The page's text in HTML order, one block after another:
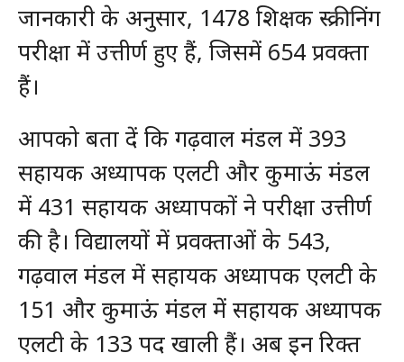
जानकारी के अनुसार, 1478 शिक्षक स्क्रीनिंग
परीक्षा में उत्तीर्ण हुए हैं, जिसमें 654 प्रवक्ता
हैं।
आपको बता दें कि गढ़वाल मंडल में 393
सहायक अध्यापक एलटी और कुमाऊं मंडल
में 431 सहायक अध्यापकों ने परीक्षा उत्तीर्ण
की है। विद्यालयों में प्रवक्ताओं के 543,
गढ़वाल मंडल में सहायक अध्यापक एलटी के
151 और कुमाऊं मंडल में सहायक अध्यापक
एलटी के 133 पद खाली हैं। अब इन रिक्त